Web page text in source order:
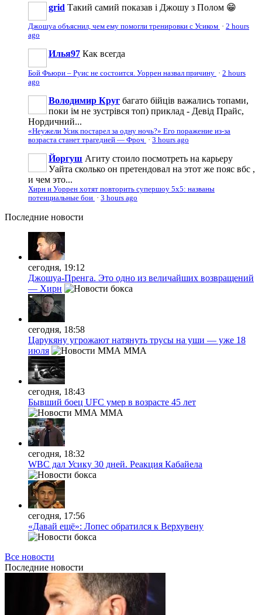
grid Такий самий показав і Джошу з Полом 😁
Джошуа объяснил, чем ему помогли тренировки с Усиком · 2 hours
ago
Илья97 Как всегда
Бой Фьюри – Руис не состоится. Уоррен назвал причину · 2 hours
ago
Володимир Круг багато бійців важались топами,
поки ім не зустрівся топ) приклад - Девід Прайс,
Нордичний...
«Неужели Усик постарел за одну ночь?» Его поражение из-за
возраста станет трагедией — Фроч · 3 hours ago
Йоргуш Агиту стоило посмотреть на карьеру
Уайта сколько он претендовал на этот же пояс вбс ,
и чем это...
Хирн и Уоррен хотят повторить супершоу 5х5: названы
потенциальные бои · 3 hours ago
Последние новости
сегодня, 19:12
Джошуа-Пренга. Это одно из величайших возвращений
— Хирн
сегодня, 18:58
Царукяну угрожают натянуть трусы на уши — уже 18
июля
MMA
сегодня, 18:43
Бывший боец UFC умер в возрасте 45 лет
MMA
сегодня, 18:32
WBC дал Усику 30 дней. Реакция Кабайела
сегодня, 17:56
«Давай ещё»: Лопес обратился к Верхувену
Все новости
Последние новости